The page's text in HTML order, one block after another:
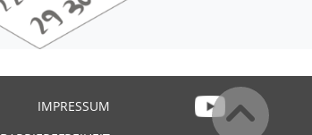
IMPRESSUM